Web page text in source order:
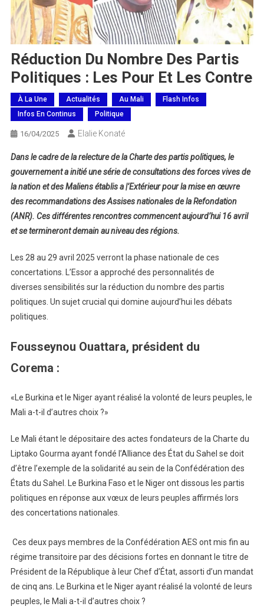
Réduction Du Nombre Des Partis
Politiques : Les Pour Et Les Contre
À La Une Actualités Au Mali
Flash Infos
Infos En Continus
Politique
16/04/2025 Elalie Konaté
Dans le cadre de la relecture de la Charte des partis politiques, le
gouvernement a initié une série de consultations des forces vives de
la nation et des Maliens établis a |’Extérieur pour la mise en œuvre
des recommandations des Assises nationales de la Refondation
(ANR). Ces différentes rencontres commencent aujourd’hui 16 avril
et se termineront demain au niveau des régions.
Les 28 au 29 avril 2025 verront la phase nationale de ces
concertations. L’Essor a approché des personnalités de
diverses sensibilités sur la réduction du nombre des partis
politiques. Un sujet crucial qui domine aujourd’hui les débats
politiques.
Fousseynou Ouattara, président du
Corema :
«Le Burkina et le Niger ayant réalisé la volonté de leurs peuples, le
Mali a-t-il d’autres choix ?»
Le Mali étant le dépositaire des actes fondateurs de la Charte du
Liptako Gourma ayant fondé l’Alliance des État du Sahel se doit
d’être l’exemple de la solidarité au sein de la Confédération des
États du Sahel. Le Burkina Faso et le Niger ont dissous les partis
politiques en réponse aux vœux de leurs peuples affirmés lors
des concertations nationales.
Ces deux pays membres de la Confédération AES ont mis fin au
régime transitoire par des décisions fortes en donnant le titre de
Président de la République à leur Chef d’État, assorti d’un mandat
de cinq ans. Le Burkina et le Niger ayant réalisé la volonté de leurs
peuples, le Mali a-t-il d’autres choix ?